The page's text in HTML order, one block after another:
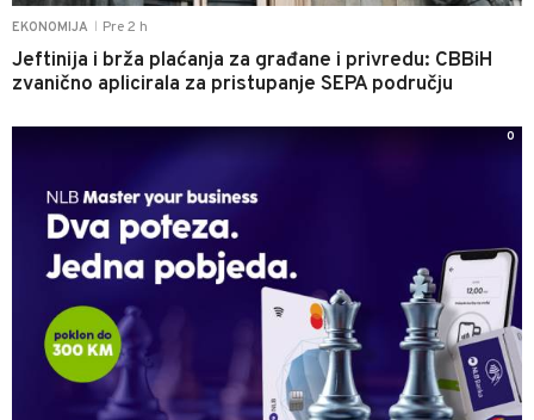
EKONOMIJA Pre 2 h
Jeftinija i brža plaćanja za građane i privredu: CBBiH
zvanično aplicirala za pristupanje SEPA području
0